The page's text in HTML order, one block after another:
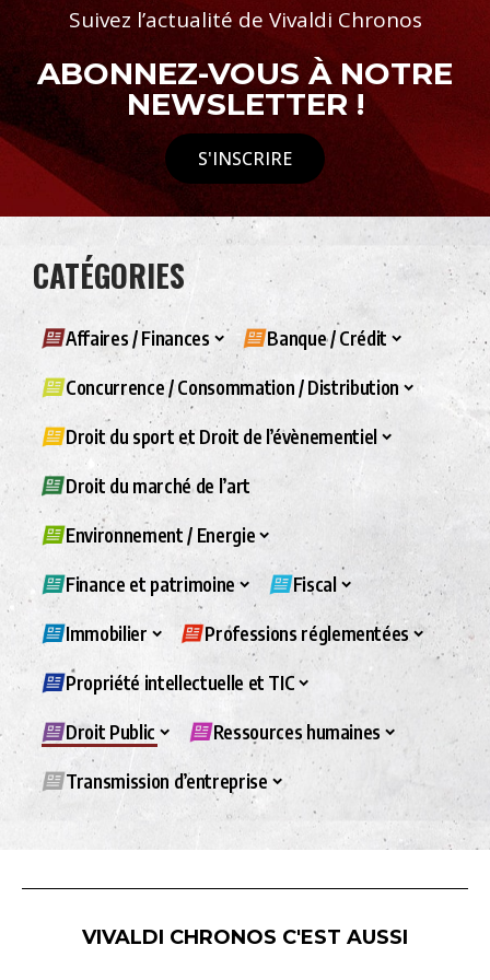
Suivez l’actualité de Vivaldi Chronos
ABONNEZ-VOUS À NOTRE
NEWSLETTER !
S'INSCRIRE
CATÉGORIES
Affaires / Finances Banque / Crédit
Concurrence / Consommation / Distribution
Droit du sport et Droit de l’évènementiel
Droit du marché de l’art
Environnement / Energie
Finance et patrimoine Fiscal
Immobilier Professions réglementées
Propriété intellectuelle et TIC
Droit Public Ressources humaines
Transmission d’entreprise
VIVALDI CHRONOS C'EST AUSSI